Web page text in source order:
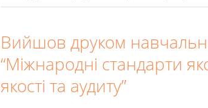
Вийшов друком
“Міжнародні стандарти
якості та аудиту”